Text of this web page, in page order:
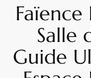
Salle
Guide